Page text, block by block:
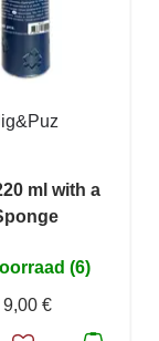
ml with a
(6)
9,00 €